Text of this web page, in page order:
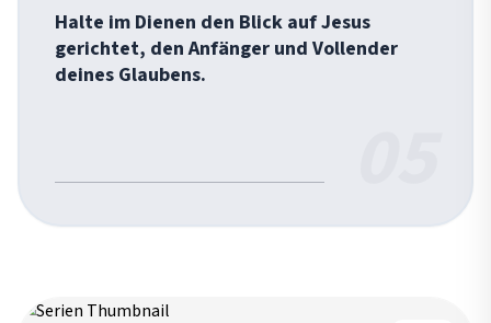
Halte im Dienen den Blick auf Jesus
gerichtet, den Anfänger und Vollender
deines Glaubens.